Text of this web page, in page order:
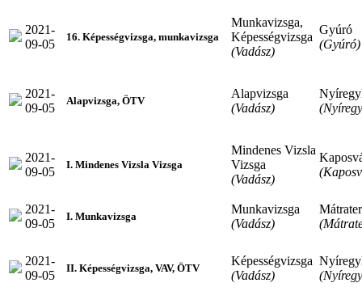
2021-
09-05
16. Képességvizsga, munkavizsga
Munkavizsga,
Képességvizsga
(Vadász)
Gyúró
(Gyúró)
2021-
09-05
Alapvizsga, ÖTV
Alapvizsga
(Vadász)
2021-
09-05
I. Mindenes Vizsla Vizsga
Mindenes Vizsla
Vizsga
(Vadász)
2021-
09-05
I. Munkavizsga
Munkavizsga
(Vadász)
2021-
09-05
II. Képességvizsga, VAV, ÖTV
Képességvizsga
(Vadász)